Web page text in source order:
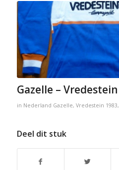
Gazelle – Vredestein
in Nederland Gazelle, Vredestein 1983,
Deel dit stuk